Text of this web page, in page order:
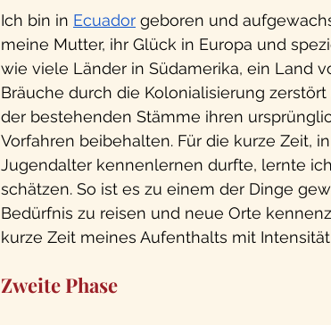
Ich bin in Ecuador geboren und
meine Mutter, ihr Glück in Europa und
wie viele Länder in Südamerika, ein Land
Bräuche durch die Kolonialisierung
der bestehenden Stämme ihren
Vorfahren beibehalten. Für die kurze Zeit,
Jugendalter kennenlernen durfte, lernte
schätzen. So ist es zu einem der Dinge
Bedürfnis zu reisen und neue Orte
kurze Zeit meines Aufenthalts mit
Zweite Phase